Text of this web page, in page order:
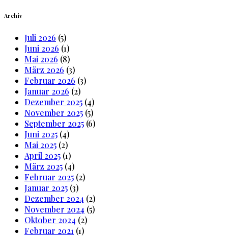
Archiv
Juli 2026 (5)
Juni 2026 (1)
Mai 2026 (8)
März 2026 (3)
Februar 2026 (3)
Januar 2026 (2)
Dezember 2025 (4)
November 2025 (5)
September 2025 (6)
Juni 2025 (4)
Mai 2025 (2)
April 2025 (1)
März 2025 (4)
Februar 2025 (2)
Januar 2025 (3)
Dezember 2024 (2)
November 2024 (5)
Oktober 2024 (2)
Februar 2021 (1)